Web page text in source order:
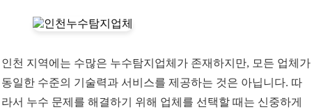
인천 지역에는 수많은 누수탐지업체가 존재하지만, 모든 업체가
동일한 수준의 기술력과 서비스를 제공하는 것은 아닙니다. 따
라서 누수 문제를 해결하기 위해 업체를 선택할 때는 신중하게